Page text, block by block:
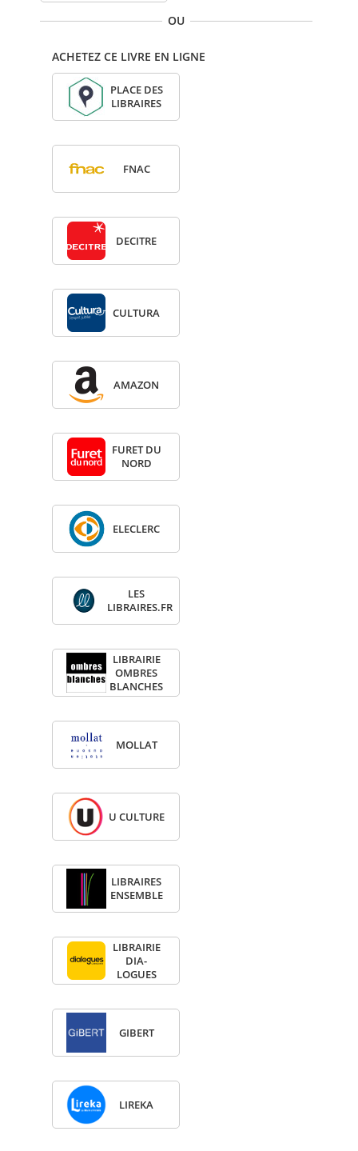
OU
ACHETEZ CE LIVRE EN LIGNE
PLACE DES
LIBRAIRES
FNAC
DECITRE
CULTURA
AMA­ZON
FURET DU
NORD
ELE­CLERC
LES
LIBRAIRES.FR
LIBRAI­RIE
OMBRES
BLANCHES
MOL­LAT
U CULTURE
LIBRAIRES
ENSEMBLE
LIBRAI­RIE
DIA­
LOGUES
GIBERT
LIREKA